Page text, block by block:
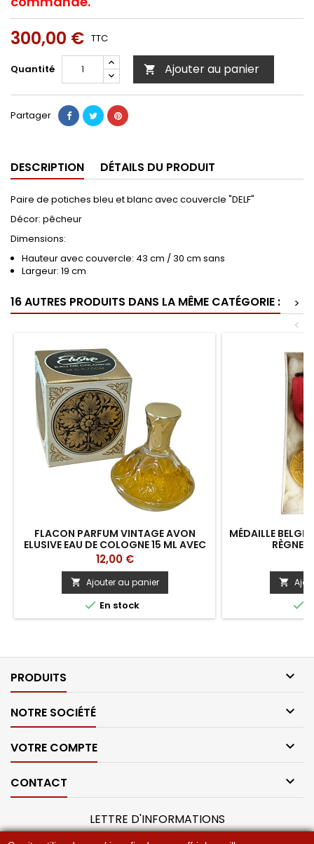
300,00 € TTC
Quantité  Ajouter au panier
Partager
DESCRIPTION DÉTAILS DU PRODUIT
Paire de potiches bleu et blanc avec couvercle "DELF"
Décor: pêcheur
Dimensions:
Hauteur avec couvercle: 43 cm / 30 cm sans
Largeur: 19 cm
16 AUTRES PRODUITS DANS LA MÊME CATÉGORIE :
>
<
FLACON PARFUM VINTAGE AVON
ELUSIVE EAU DE COLOGNE 15 ML AVEC
BOÎTE – ANNÉES 60/70
Prix
12,00 €
 Ajouter au panier
 En stock
MÉDAILLE
RÈGNE


PRODUITS 
NOTRE SOCIÉTÉ 
VOTRE COMPTE 
CONTACT 
LETTRE D'INFORMATIONS